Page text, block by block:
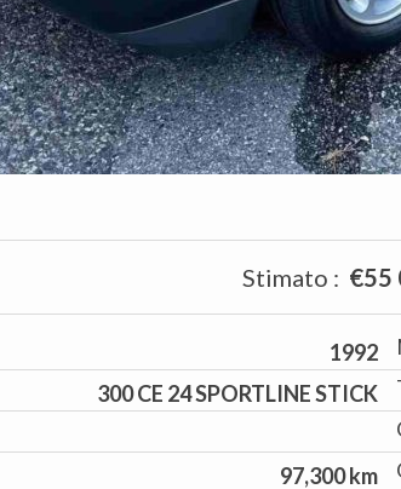
Stimato : €55
1992
300 CE 24 SPORTLINE STICK
97,300 km